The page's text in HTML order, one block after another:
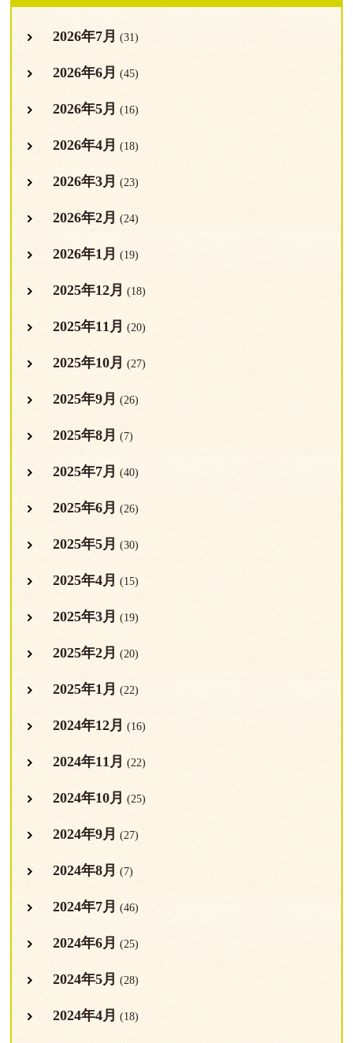
2026年7月 (31)
2026年6月 (45)
2026年5月 (16)
2026年4月 (18)
2026年3月 (23)
2026年2月 (24)
2026年1月 (19)
2025年12月 (18)
2025年11月 (20)
2025年10月 (27)
2025年9月 (26)
2025年8月 (7)
2025年7月 (40)
2025年6月 (26)
2025年5月 (30)
2025年4月 (15)
2025年3月 (19)
2025年2月 (20)
2025年1月 (22)
2024年12月 (16)
2024年11月 (22)
2024年10月 (25)
2024年9月 (27)
2024年8月 (7)
2024年7月 (46)
2024年6月 (25)
2024年5月 (28)
2024年4月 (18)